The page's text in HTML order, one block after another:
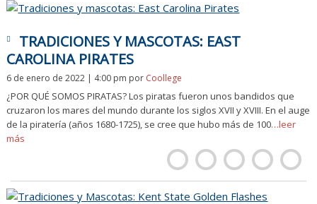
TRADICIONES Y MASCOTAS: EAST
CAROLINA PIRATES
6 de enero de 2022 | 4:00 pm por Coollege
¿POR QUÉ SOMOS PIRATAS? Los piratas fueron unos bandidos que
cruzaron los mares del mundo durante los siglos XVII y XVIII. En el auge
de la piratería (años 1680-1725), se cree que hubo más de 100…leer
más